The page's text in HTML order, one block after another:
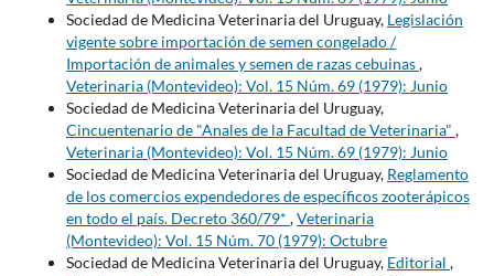
Sociedad de Medicina Veterinaria del Uruguay, Legislación
vigente sobre importación de semen congelado /
Importación de animales y semen de razas cebuinas,
Veterinaria (Montevideo): Vol. 15 Núm. 69 (1979): Junio
Sociedad de Medicina Veterinaria del Uruguay,
Cincuentenario de "Anales de la Facultad de Veterinaria" ,
Veterinaria (Montevideo): Vol. 15 Núm. 69 (1979): Junio
Sociedad de Medicina Veterinaria del Uruguay, Reglamento
de los comercios expendedores de específicos zooterápicos
en todo el país. Decreto 360/79* ,Veterinaria
(Montevideo): Vol. 15 Núm. 70 (1979): Octubre
Sociedad de Medicina Veterinaria del Uruguay, Editorial ,